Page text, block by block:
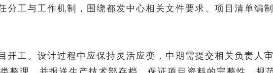
工与工作机制，围绕都发中心相关文件要求、项目清单编
工。设计过程中应保持灵活应变，中期需提交相关负责人
整理，并报送生产技术部存档，保证项目资料的完整性、规